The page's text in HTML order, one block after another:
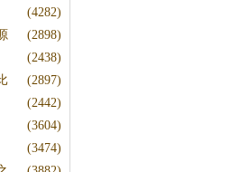
(4282)
(2898)
(2438)
(2897)
(2442)
(3604)
(3474)